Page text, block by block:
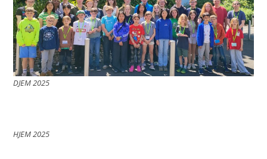
DJEM 2025
HJEM 2025